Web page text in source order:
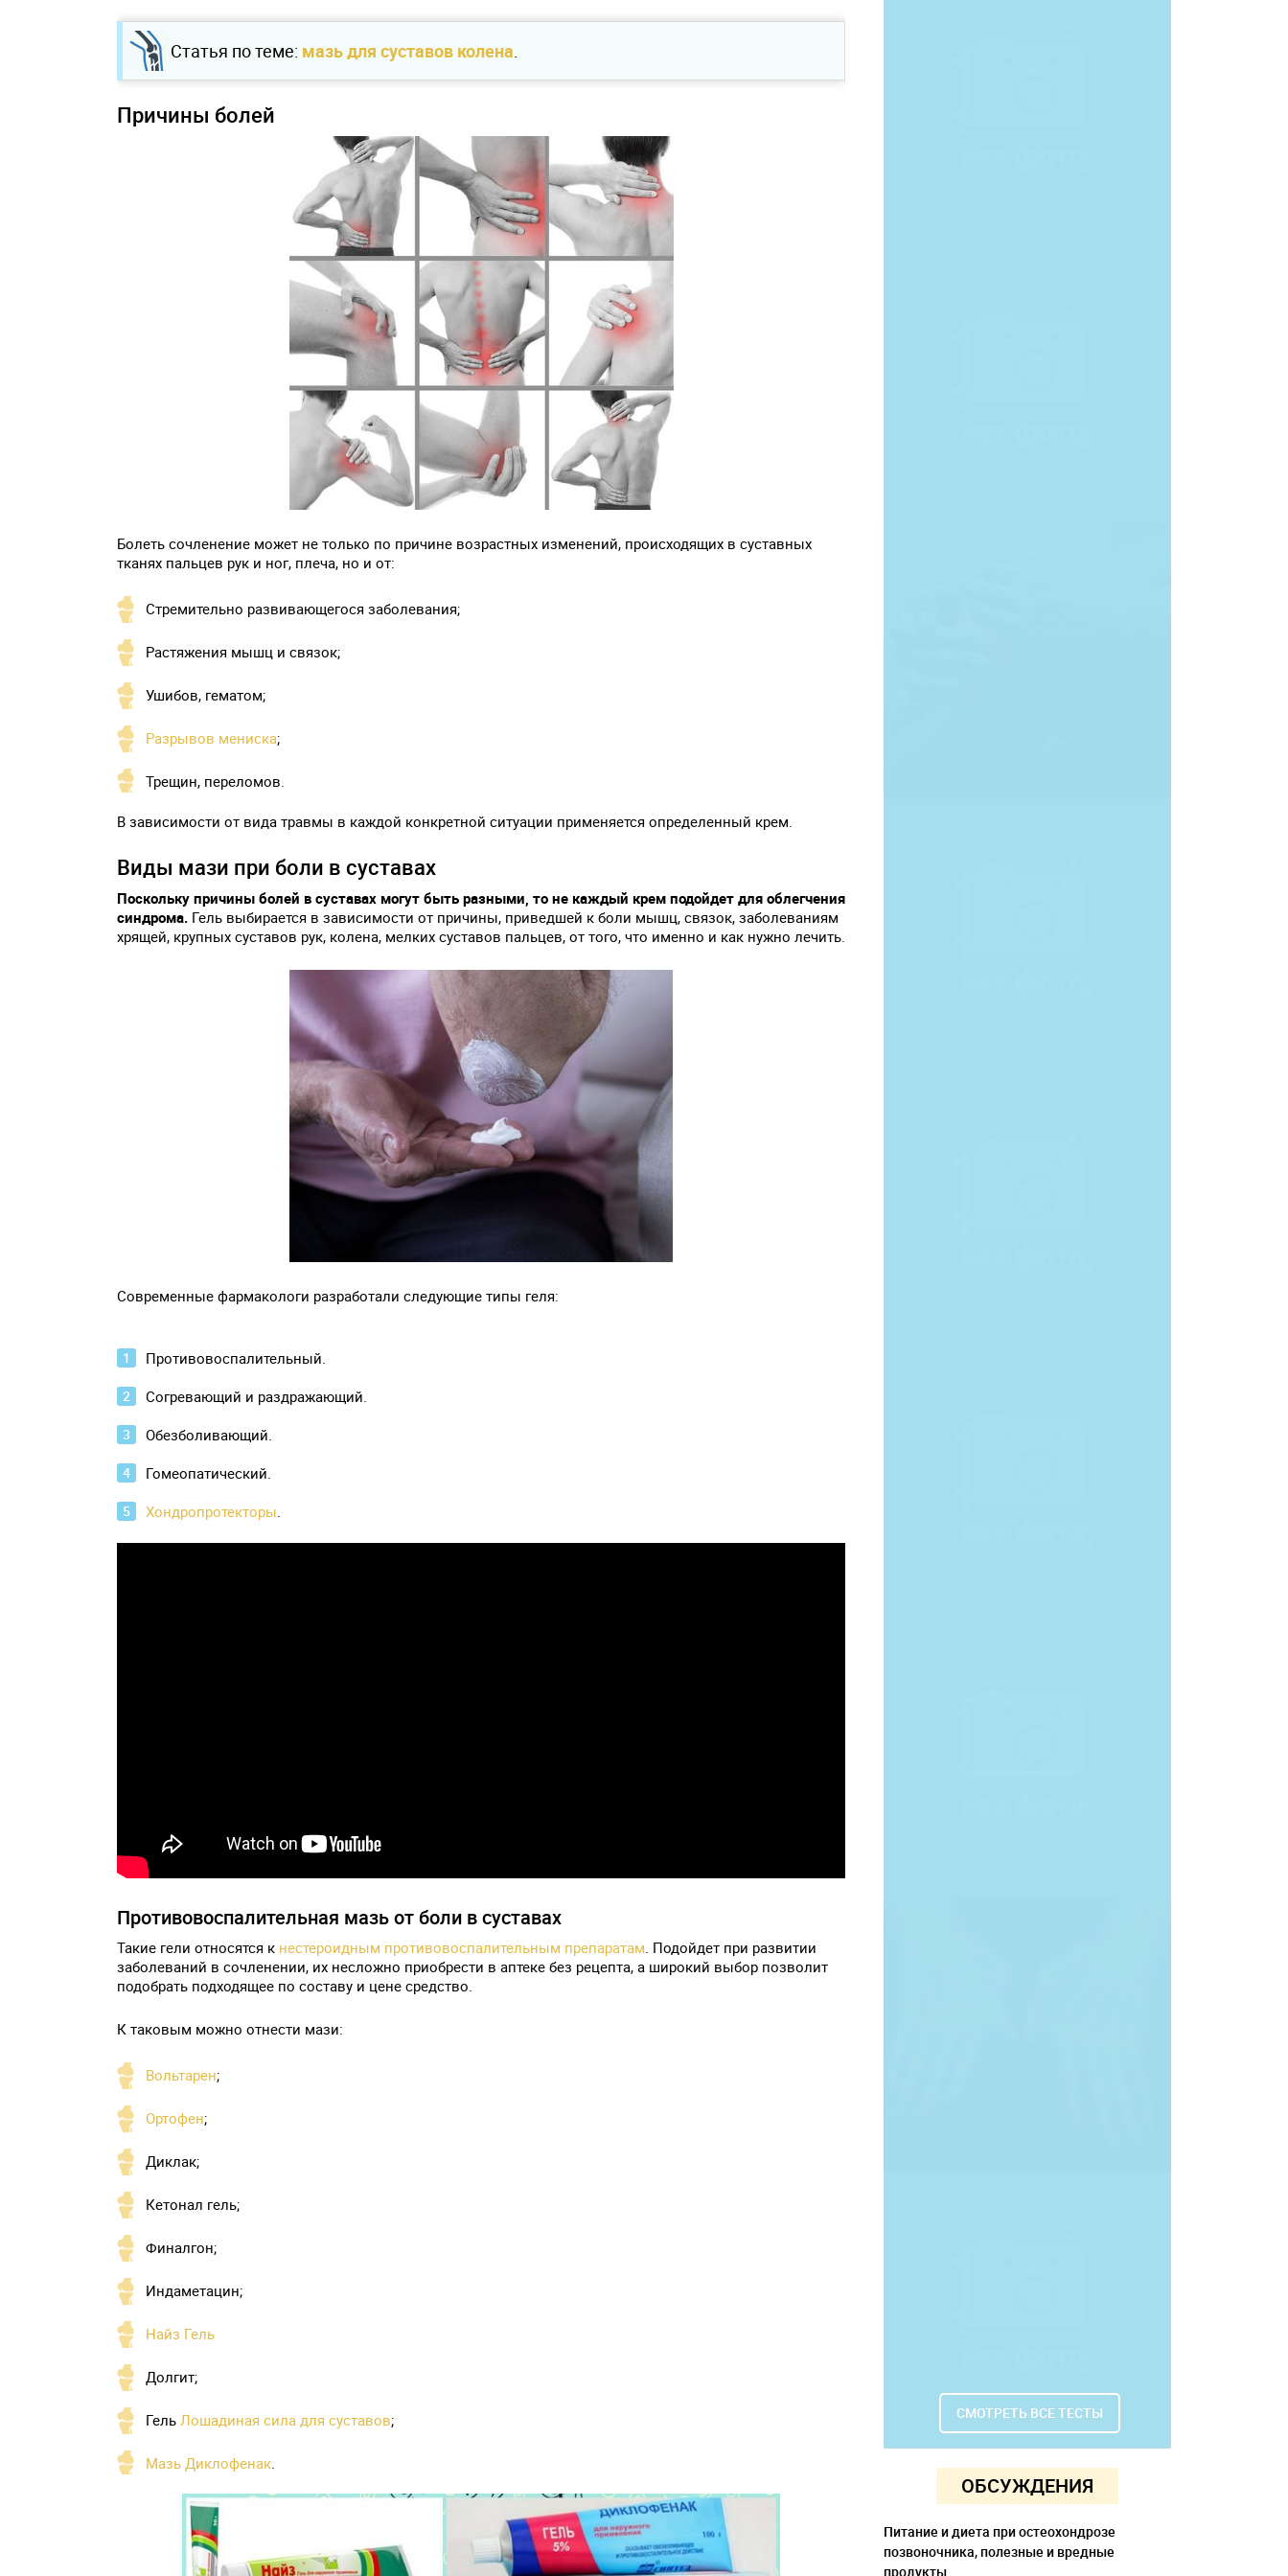
Статья по теме: мазь для суставов колена
Причины болей
Болеть сочленение может не только по причине возрастных изменений, происходящих в суставных
тканях пальцев рук и ног, плеча, но и от:
Стремительно развивающегося заболевания;
Растяжения мышц и связок;
Ушибов, гематом;
Разрывов мениска;
Трещин, переломов.
В зависимости от вида травмы в каждой конкретной ситуации применяется определенный крем.
Виды мази при боли в суставах
Поскольку причины болей в суставах могут быть разными, то не каждый крем подойдет для облегчения
синдрома. Гель выбирается в зависимости от причины, приведшей к боли мышц, связок, заболеваниям
хрящей, крупных суставов рук, колена, мелких суставов пальцев, от того, что именно и как нужно лечить.
Современные фармакологи разработали следующие типы геля:
Противовоспалительный.
Согревающий и раздражающий.
Обезболивающий.
Гомеопатический.
Хондропротекторы
Противовоспалительная мазь от боли в суставах
Такие гели относятся к нестероидным противовоспалительным препаратам . Подойдет при развитии
заболеваний в сочленении, их несложно приобрести в аптеке без рецепта, а широкий выбор позволит
подобрать подходящее по составу и цене средство.
К таковым можно отнести мази:
Вольтарен;
Ортофен;
Диклак;
Кетонал гель;
Финалгон;
Индаметацин;
Найз Гель
Долгит;
Гель Лошадиная сила для суставов;
Мазь Диклофенак
СМОТРЕТЬ ВСЕ ТЕСТЫ
ОБСУЖДЕНИЯ
Питание и диета при остеохондрозе
позвоночника, полезные и вредные
продукты